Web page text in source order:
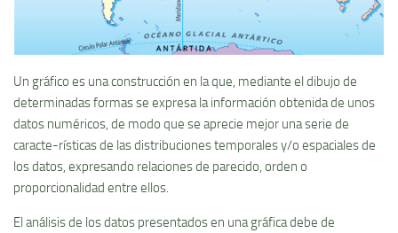
Un gráfico es una construcción en la que, mediante el dibujo de
determinadas formas se expresa la información obtenida de unos
datos numéricos, de modo que se aprecie mejor una serie de
caracte-rí­sticas de las distribuciones temporales y/o espaciales de
los datos, expresando relaciones de parecido, orden o
proporcionalidad entre ellos.
El análisis de los datos presentados en una gráfica debe de